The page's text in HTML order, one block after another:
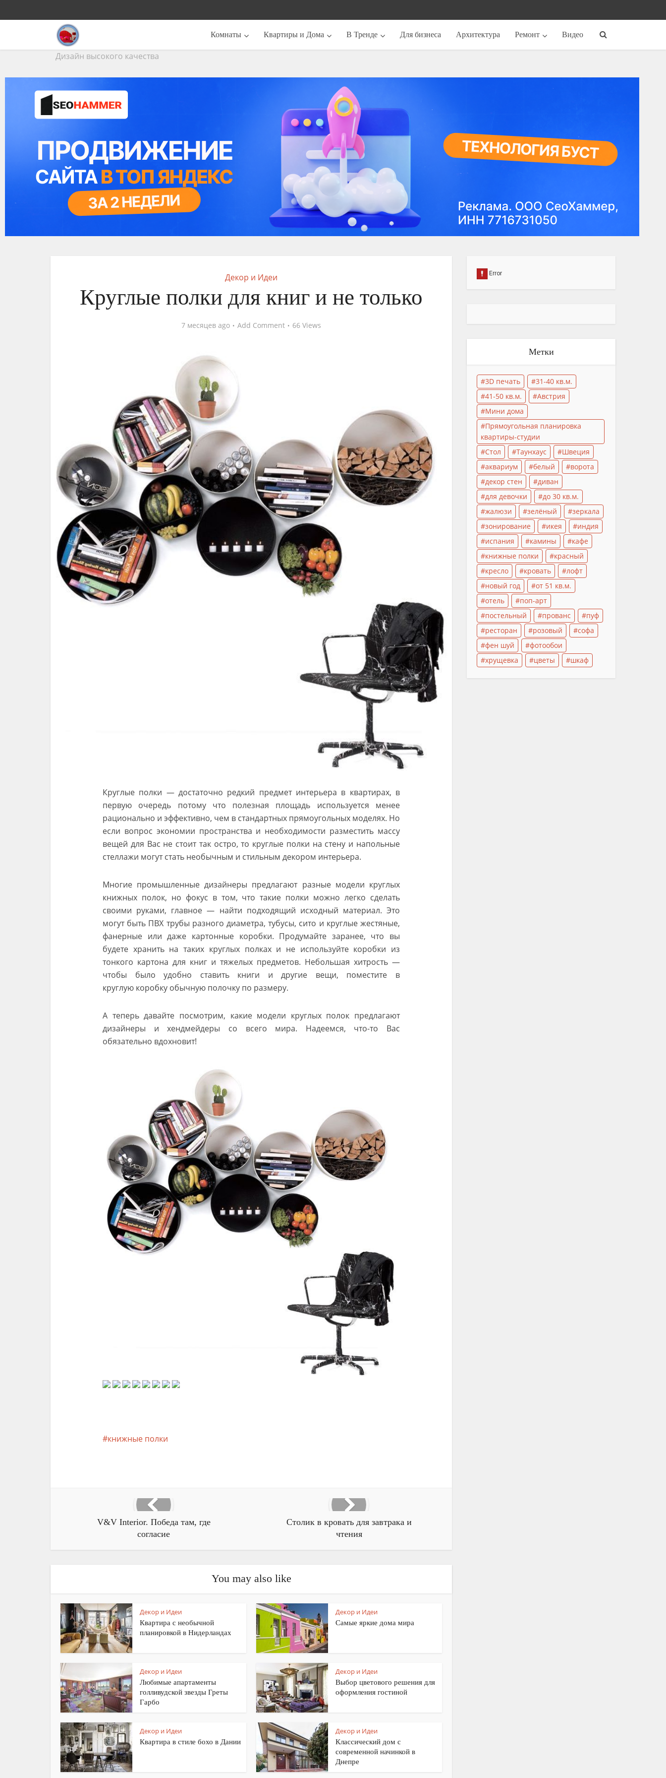
Дизайн высокого качества
Комнаты Квартиры и Дома В Тренде Для бизнеса Архитектура Ремонт Видео
Декор и Идеи
Круглые полки для книг и не только
7 месяцев ago Add Comment 66 Views
Круглые полки — достаточно редкий предмет интерьера в квартирах, в
первую очередь потому что полезная площадь используется менее
рационально и эффективно, чем в стандартных прямоугольных моделях. Но
если вопрос экономии пространства и необходимости разместить массу
вещей для Вас не стоит так остро, то круглые полки на стену и напольные
стеллажи могут стать необычным и стильным декором интерьера.
Многие промышленные дизайнеры предлагают разные модели круглых
книжных полок, но фокус в том, что такие полки можно легко сделать
своими руками, главное — найти подходящий исходный материал. Это
могут быть ПВХ трубы разного диаметра, тубусы, сито и круглые жестяные,
фанерные или даже картонные коробки. Продумайте заранее, что вы
будете хранить на таких круглых полках и не используйте коробки из
тонкого картона для книг и тяжелых предметов. Небольшая хитрость —
чтобы было удобно ставить книги и другие вещи, поместите в
круглую коробку обычную полочку по размеру.
А теперь давайте посмотрим, какие модели круглых полок предлагают
дизайнеры и хендмейдеры со всего мира. Надеемся, что-то Вас
обязательно вдохновит!
книжные полки
V&V Interior. Победа там, где
согласие
Столик в кровать для завтрака и
чтения
You may also like
Декор и Идеи
Квартира с необычной
планировкой в Нидерландах
Декор и Идеи
Самые яркие дома мира
Декор и Идеи
Любимые апартаменты
голливудской звезды Греты
Гарбо
Декор и Идеи
Выбор цветового решения для
оформления гостиной
Декор и Идеи
Квартира в стиле бохо в Дании
Декор и Идеи
Классический дом с
современной начинкой в
Днепре
Метки
3D печать
31-40 кв.м.
41-50 кв.м.
Австрия
Мини дома
Прямоугольная планировка
квартиры-студии
Стол
Таунхаус
Швеция
аквариум
белый
ворота
декор стен
диван
для девочки
до 30 кв.м.
жалюзи
зелёный
зеркала
зонирование
икея
индия
испания
камины
кафе
книжные полки
красный
кресло
кровать
лофт
новый год
от 51 кв.м.
отель
поп-арт
постельный
прованс
пуф
ресторан
розовый
софа
фен шуй
фотообои
хрущевка
цветы шкаф